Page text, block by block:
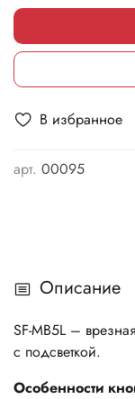
В избранное
арт. 00095
Описание
SF-MB5L –
c пoдcвeткoй.
Особенности